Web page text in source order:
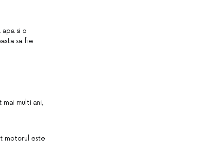
si o
sa fie
multi ani,
motorul este